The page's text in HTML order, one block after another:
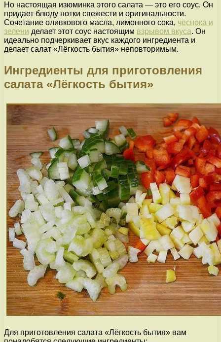
Но настоящая изюминка этого салата — это его соус. Он
придает блюду нотки свежести и оригинальности.
Сочетание оливкового масла, лимонного сока, чеснока и
зелени делает этот соус настоящим взрывом вкуса. Он
идеально подчеркивает вкус каждого ингредиента и
делает салат «Лёгкость бытия» неповторимым.
Ингредиенты для приготовления
салата «Лёгкость бытия»
Для приготовления салата «Лёгкость бытия» вам